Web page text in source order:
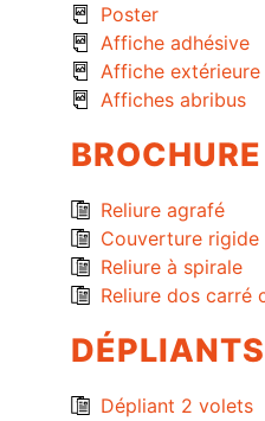
Poster
Affiche adhésive
Affiche
Affiches abribus
BROCHURE
Reliure agrafé
Couverture rigide
Reliure à spirale
Reliure dos carré
DÉPLIANTS
Dépliant 2 volets